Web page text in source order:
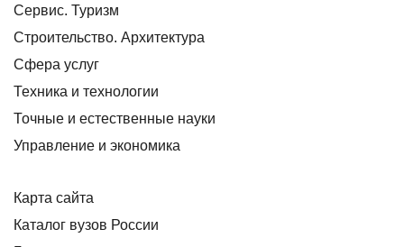
Сервис. Туризм
Строительство. Архитектура
Сфера услуг
Техника и технологии
Точные и естественные науки
Управление и экономика
Карта сайта
Каталог вузов России